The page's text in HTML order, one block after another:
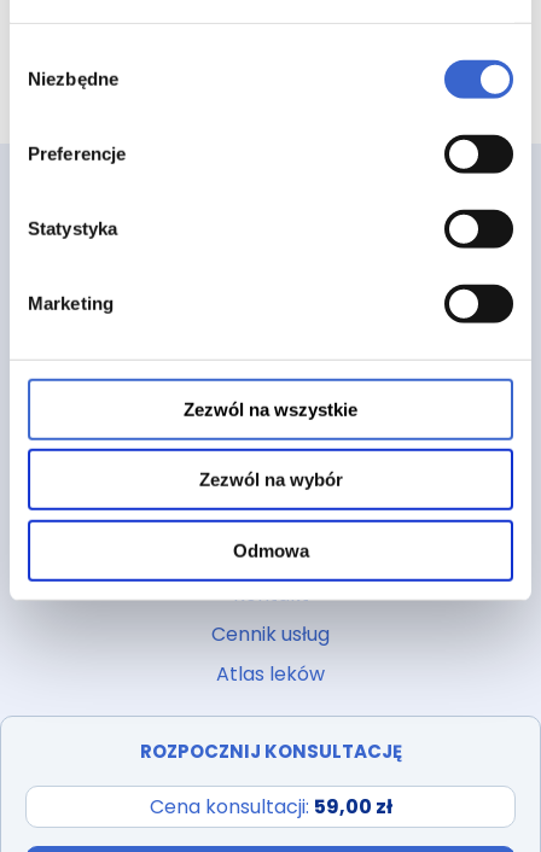
zgody
Niezbędne
Preferencje
Statystyka
Marketing
Zezwól na wszystkie
Zezwól na wybór
Odmowa
ROZPOCZNIJ KONSULTACJĘ
Cena konsultacji: 59,00 zł
O nas
Blog
Regulamin
Polityka prywatności
Pliki cookies
Kontakt
Cennik usług
Atlas leków